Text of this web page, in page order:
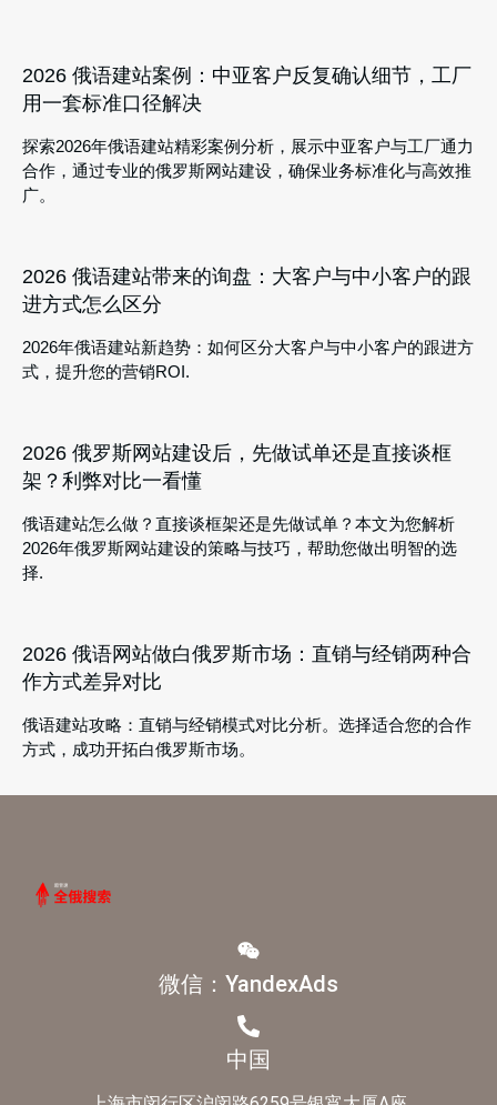
2026 俄语建站案例：中亚客户反复确认细节，工厂
用一套标准口径解决
探索2026年俄语建站精彩案例分析，展示中亚客户与工厂通力
合作，通过专业的俄罗斯网站建设，确保业务标准化与高效推
广。
2026 俄语建站带来的询盘：大客户与中小客户的跟
进方式怎么区分
2026年俄语建站新趋势：如何区分大客户与中小客户的跟进方
式，提升您的营销ROI.
2026 俄罗斯网站建设后，先做试单还是直接谈框
架？利弊对比一看懂
俄语建站怎么做？直接谈框架还是先做试单？本文为您解析
2026年俄罗斯网站建设的策略与技巧，帮助您做出明智的选
择.
2026 俄语网站做白俄罗斯市场：直销与经销两种合
作方式差异对比
俄语建站攻略：直销与经销模式对比分析。选择适合您的合作
方式，成功开拓白俄罗斯市场。
微信：YandexAds
中国